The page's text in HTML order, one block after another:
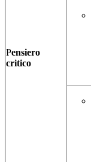
Pensiero
critico